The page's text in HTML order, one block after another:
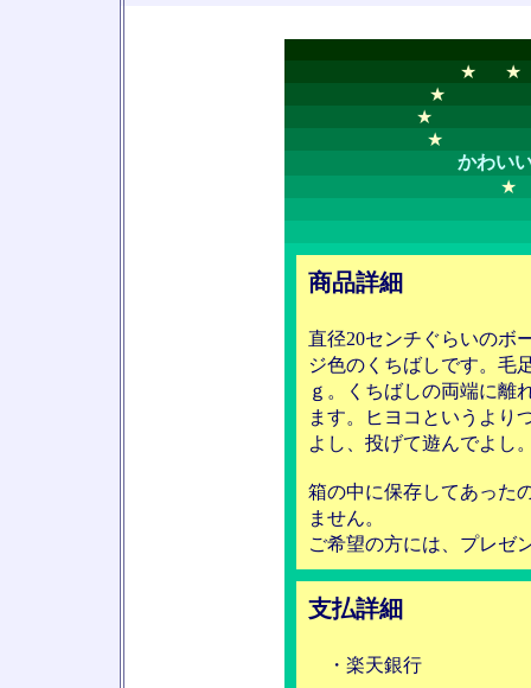
★
★
★
かわい
商品詳細
直径20センチぐらいのボ
ジ色のくちばしです。毛
ｇ。くちばしの両端に離
ます。ヒヨコというより
よし、投げて遊んでよし
箱の中に保存してあった
ません。
ご希望の方には、プレゼ
支払詳細
・楽天銀行